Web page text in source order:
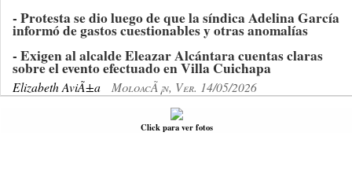
- Protesta se dio luego de que la síndica Adelina García
informó de gastos cuestionables y otras anomalías
- Exigen al alcalde Eleazar Alcántara cuentas claras
sobre el evento efectuado en Villa Cuichapa
Elizabeth AviÃ±a MoloacÃ¡n, Ver. 14/05/2026
Click para ver fotos